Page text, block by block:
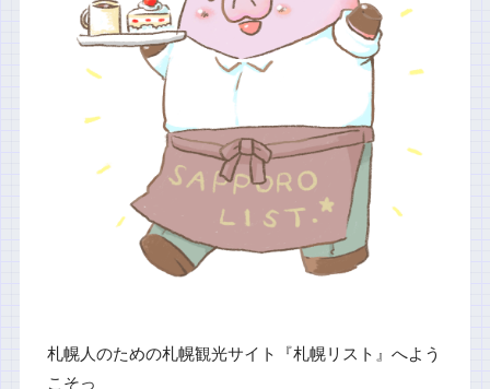
札幌人のための札幌観光サイト『札幌リスト』へよう
こそっ